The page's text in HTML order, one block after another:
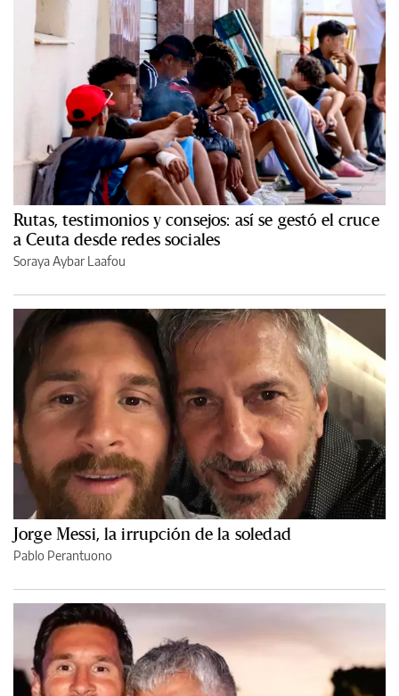
Rutas, testimonios y consejos: así se gestó el cruce
a Ceuta desde redes sociales
Soraya Aybar Laafou
Jorge Messi, la irrupción de la soledad
Pablo Perantuono